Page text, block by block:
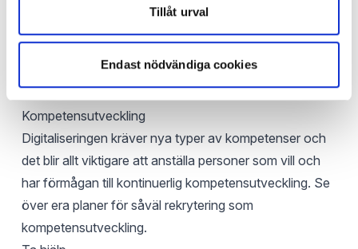
Tillåt urval
Endast nödvändiga cookies
om något system kan avvecklas. Värdera sedan vilka
system som skulle vara mest värdefulla att integrera
för att skapa värde i organisationen.
Kompetensutveckling
Digitaliseringen kräver nya typer av kompetenser och
det blir allt viktigare att anställa personer som vill och
har förmågan till kontinuerlig kompetensutveckling. Se
över era planer för såväl rekrytering som
kompetensutveckling.